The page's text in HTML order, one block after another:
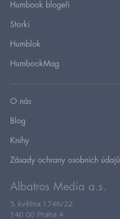
Humbook blogeři
Storki
Humblok
HumbookMag
O nás
Blog
Knihy
Zásady ochrany osobních údajů
Albatros Media a.s.
5. května 1746/22
140 00 Praha 4